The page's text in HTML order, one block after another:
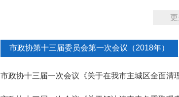
市政协第十三届委员会第一次会议（2018年）
市政协十三届一次会议《关于在我市主城区全面清